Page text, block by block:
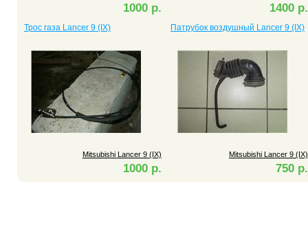
1000 р. 1400 р.
Трос газа Lancer 9 (IX)
Mitsubishi Lancer 9 (IX)
1000 р.
Патрубок воздушный Lancer 9 (IX)
Mitsubishi Lancer 9 (IX)
750 р.